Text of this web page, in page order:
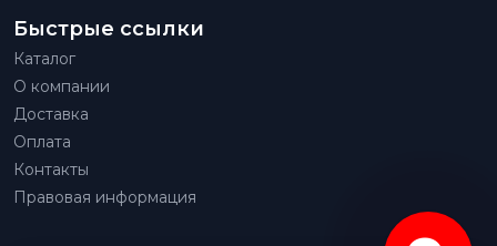
Быстрые ссылки
Каталог
О компании
Доставка
Оплата
Контакты
Правовая информация